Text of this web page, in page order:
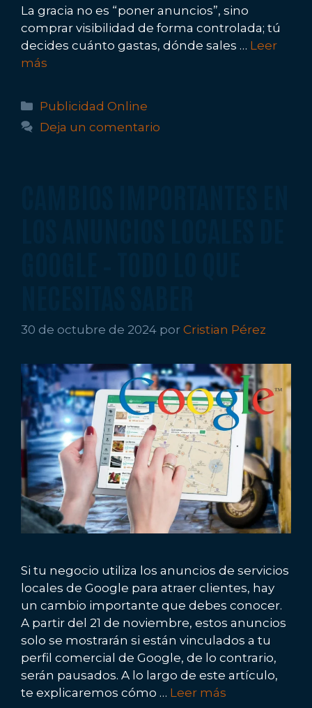
La gracia no es “poner anuncios”, sino
comprar visibilidad de forma controlada; tú
decides cuánto gastas, dónde sales … Leer
más
Categorías
Publicidad Online
Deja un comentario
30 de octubre de 2024 por Cristian Pérez
Si tu negocio utiliza los anuncios de servicios
locales de Google para atraer clientes, hay
un cambio importante que debes conocer.
A partir del 21 de noviembre, estos anuncios
solo se mostrarán si están vinculados a tu
perfil comercial de Google, de lo contrario,
serán pausados. A lo largo de este artículo,
te explicaremos cómo … Leer más